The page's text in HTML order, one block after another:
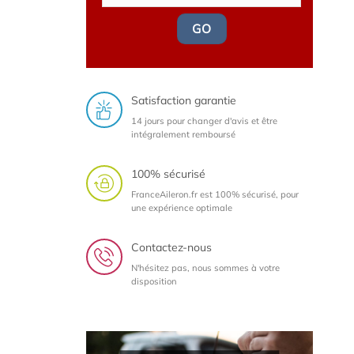
GO
Satisfaction garantie
14 jours pour changer d'avis et être
intégralement remboursé
100% sécurisé
FranceAileron.fr est 100% sécurisé, pour
une expérience optimale
Contactez-nous
N'hésitez pas, nous sommes à votre
disposition